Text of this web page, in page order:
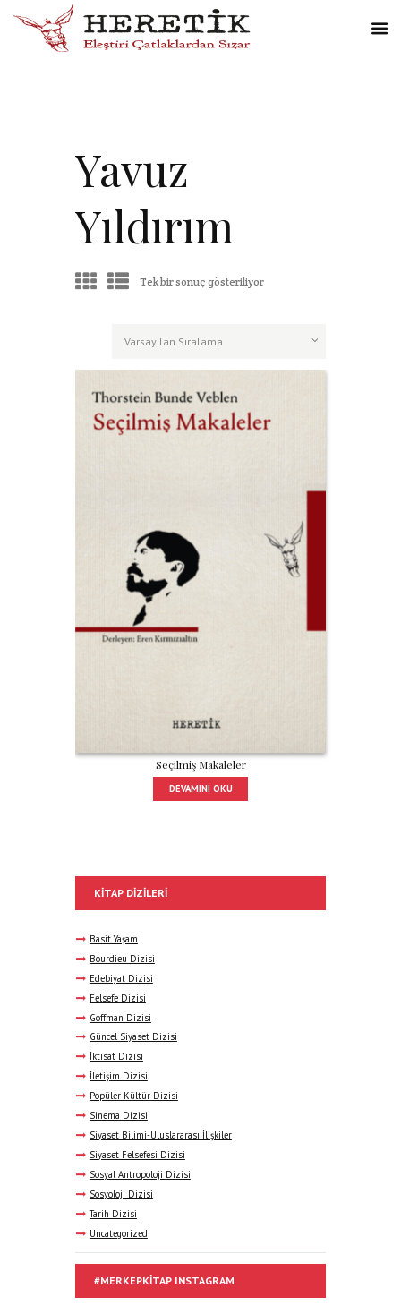
Yavuz
Yıldırım
Tek bir sonuç gösteriliyor
Seçilmiş Makaleler
DEVAMINI OKU
KITAP DIZILERI
Basit Yaşam
Bourdieu Dizisi
Edebiyat Dizisi
Felsefe Dizisi
Goffman Dizisi
Güncel Siyaset Dizisi
İktisat Dizisi
İletişim Dizisi
Popüler Kültür Dizisi
Sinema Dizisi
Siyaset Bilimi-Uluslararası İlişkiler
Siyaset Felsefesi Dizisi
Sosyal Antropoloji Dizisi
Sosyoloji Dizisi
Tarih Dizisi
Uncategorized
#MERKEPKITAP INSTAGRAM